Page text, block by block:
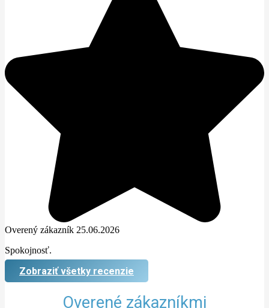
Overený zákazník 25.06.2026
Spokojnosť.
Zobraziť všetky recenzie
Overené zákazníkmi